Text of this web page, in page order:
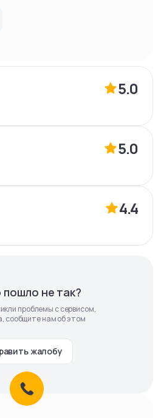
5.0
5.0
4.4
не так?
проблемы с сервисом,
сообщите нам об этом
жалобу